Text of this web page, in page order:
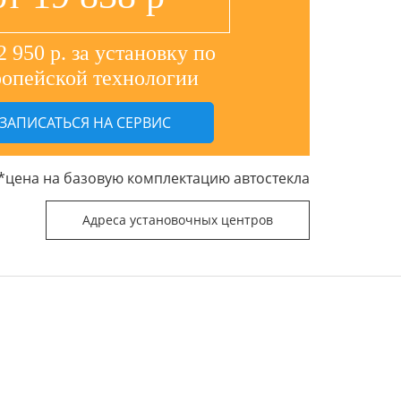
950 р. за установку по
технологии
ЗАПИСАТЬСЯ НА СЕРВИС
на базовую комплектацию автостекла
Адреса установочных центров